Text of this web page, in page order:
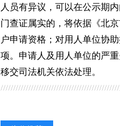
人员有异议，可以在公示期
门查证属实的，将依据《北
户申请资格；对用人单位协
项。申请人及用人单位的严
移交司法机关依法处理。